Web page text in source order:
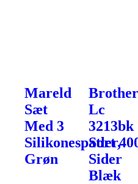
Mareld
Sæt
Med 3
Silikonespatler,
Grøn
Brother
Lc
3213bk
Sort
Sider
Blæk